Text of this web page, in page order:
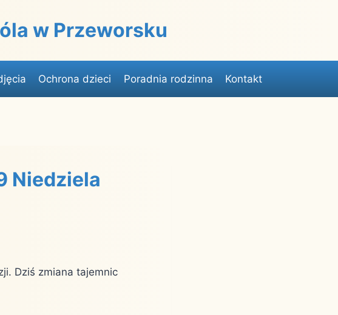
w Przeworsku
Ochrona dzieci Poradnia rodzinna Kontakt
Niedziela
Dziś zmiana tajemnic